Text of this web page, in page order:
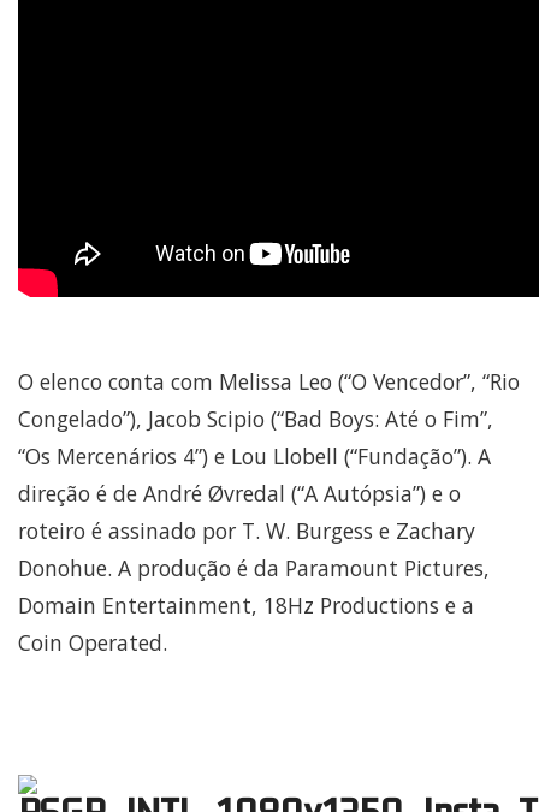
O elenco conta com Melissa Leo (“O Vencedor”, “Rio
Congelado”), Jacob Scipio (“Bad Boys: Até o Fim”,
“Os Mercenários 4”) e Lou Llobell (“Fundação”). A
direção é de André Øvredal (“A Autópsia”) e o
roteiro é assinado por T. W. Burgess e Zachary
Donohue. A produção é da Paramount Pictures,
Domain Entertainment, 18Hz Productions e a
Coin Operated.